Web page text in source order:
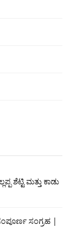
ಶೆಟ್ಟಿ ಮತ್ತು ಕಾಡು
ಸಂಗ್ರಹ |